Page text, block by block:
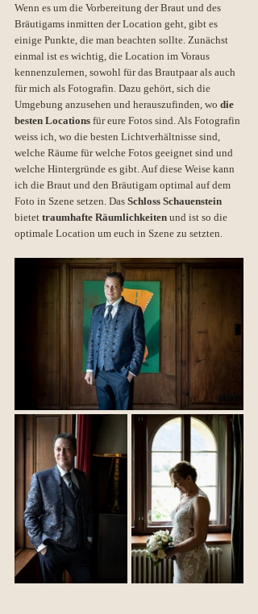
Wenn es um die Vorbereitung der Braut und des
Bräutigams inmitten der Location geht, gibt es
einige Punkte, die man beachten sollte. Zunächst
einmal ist es wichtig, die Location im Voraus
kennenzulernen, sowohl für das Brautpaar als auch
für mich als Fotografin. Dazu gehört, sich die
Umgebung anzusehen und herauszufinden, wo die
besten Locations für eure Fotos sind. Als Fotografin
weiss ich, wo die besten Lichtverhältnisse sind,
welche Räume für welche Fotos geeignet sind und
welche Hintergründe es gibt. Auf diese Weise kann
ich die Braut und den Bräutigam optimal auf dem
Foto in Szene setzen. Das Schloss Schauenstein
bietet traumhafte Räumlichkeiten und ist so die
optimale Location um euch in Szene zu setzten.